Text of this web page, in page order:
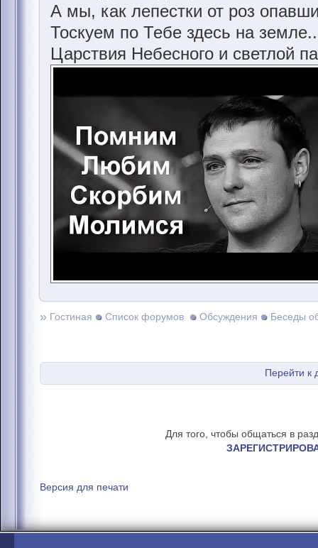
А мы, как лепестки от роз
Тоскуем по Тебе здесь на
Царствия Небесного и светлой
» Гостиная Список форумов Обсуждения Беседы
Перейти к
Для того, чтобы общаться в
Версия для печати